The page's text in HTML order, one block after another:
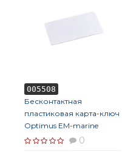
005508
Бесконтактная
пластиковая карта-ключ
Optimus EM-marine
(тонкая)_V.1
0